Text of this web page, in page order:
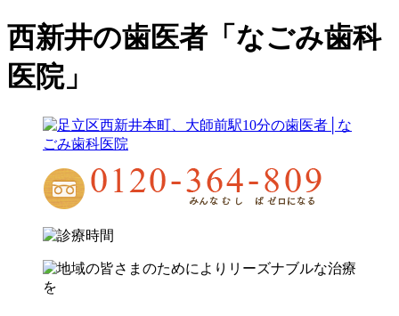
西新井の歯医者「なごみ歯科
医院」